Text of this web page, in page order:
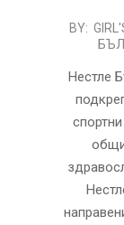
2022-
BY:
Нестле